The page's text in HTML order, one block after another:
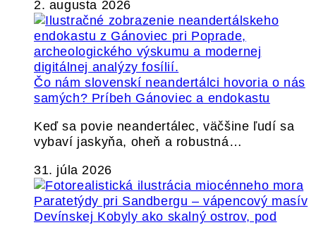
2. augusta 2026
Čo nám slovenskí neandertálci hovoria o nás
samých? Príbeh Gánoviec a endokastu
Keď sa povie neandertálec, väčšine ľudí sa
vybaví jaskyňa, oheň a robustná…
31. júla 2026